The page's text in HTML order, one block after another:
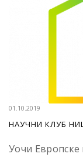
01.10.2019
НАУЧНИ КЛУБ
Уочи